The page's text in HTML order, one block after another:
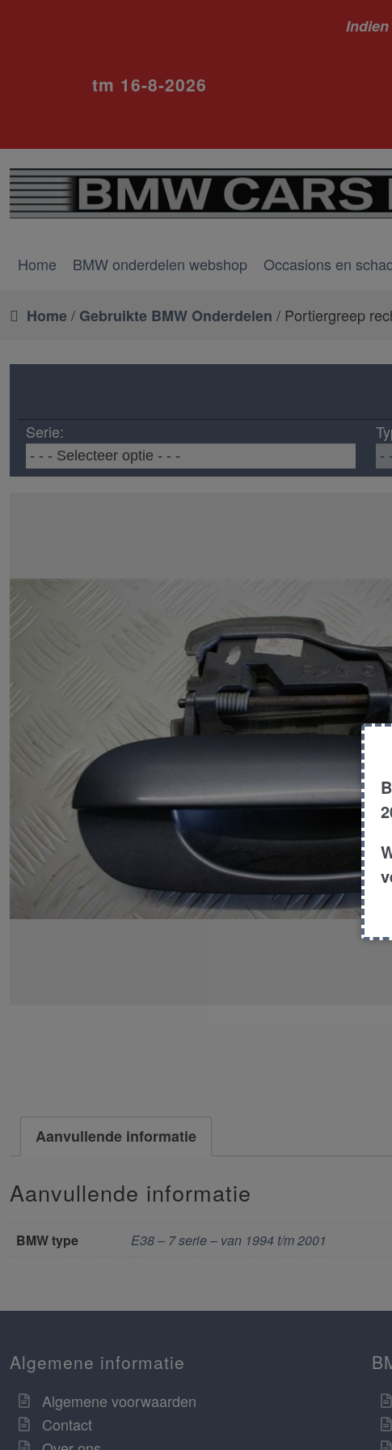
ivm
tm 16-8-2026
Home BMW onderdelen webshop Occasions en
Home/ Gebruikte BMW Onderdelen / Portiergreep
Serie:
Aanvullende informatie
Aanvullende informatie
BMW type E38 – 7 serie – van 1994 t/m 2001
Algemene informatie
Algemene voorwaarden
Contact